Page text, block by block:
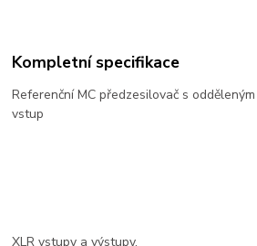
Kompletní specifikace
Referenční MC předzesilovač s
vstup
XLR vstupy a výstupy.